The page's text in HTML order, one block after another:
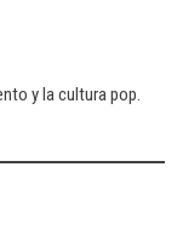
y la cultura pop.